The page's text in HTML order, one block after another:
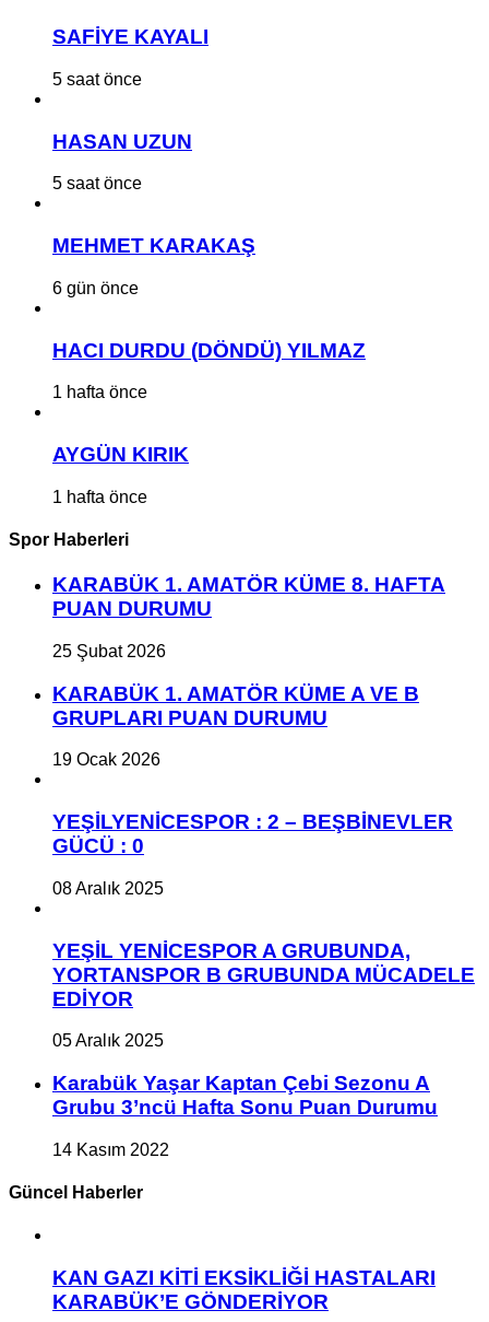
SAFİYE KAYALI
5 saat önce
HASAN UZUN
5 saat önce
MEHMET KARAKAŞ
6 gün önce
HACI DURDU (DÖNDÜ) YILMAZ
1 hafta önce
AYGÜN KIRIK
1 hafta önce
Spor Haberleri
KARABÜK 1. AMATÖR KÜME 8. HAFTA
PUAN DURUMU
25 Şubat 2026
KARABÜK 1. AMATÖR KÜME A VE B
GRUPLARI PUAN DURUMU
19 Ocak 2026
YEŞİLYENİCESPOR : 2 – BEŞBİNEVLER
GÜCÜ : 0
08 Aralık 2025
YEŞİL YENİCESPOR A GRUBUNDA,
YORTANSPOR B GRUBUNDA MÜCADELE
EDİYOR
05 Aralık 2025
Karabük Yaşar Kaptan Çebi Sezonu A
Grubu 3’ncü Hafta Sonu Puan Durumu
14 Kasım 2022
Güncel Haberler
KAN GAZI KİTİ EKSİKLİĞİ HASTALARI
KARABÜK’E GÖNDERİYOR